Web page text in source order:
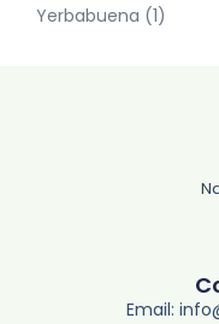
Yerbabuena (1)
Email: